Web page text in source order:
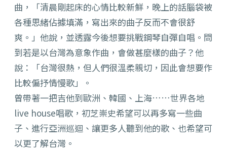
曲，「清晨剛起床的心情比較新鮮，晚上的話腦袋被
各種思緒佔據填滿， 寫出來的曲子反而不會很舒
爽。」他說， 並透露今後想要挑戰鋼琴自彈自唱。問
到若是以台灣為意象作曲，會做甚麼樣的曲子？他
說：「台灣很熱，但人們很溫柔親切，因此會想要作
比較偏抒情慢歌」。
曾帶著一把吉他到歐洲、韓國、上海……世界各地
live house唱歌，初芝崇史希望可以再多寫一些曲
子、 進行亞洲巡迴、讓更多人聽到他的歌、也希望可
以更了解台灣。